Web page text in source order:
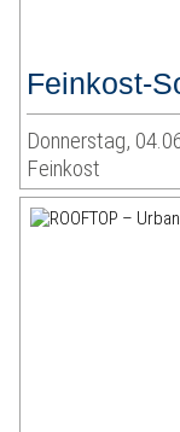
Feinkost-
Donnerstag,
Feinkost